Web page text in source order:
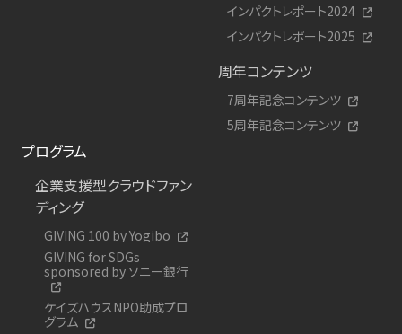
インパクトレポート2024
インパクトレポート2025
周年コンテンツ
7周年記念コンテンツ
5周年記念コンテンツ
プログラム
企業支援型クラウドファン
ディング
GIVING 100 by Yogibo
GIVING for SDGs
sponsored by ソニー銀行
ケイズハウスNPO助成プロ
グラム